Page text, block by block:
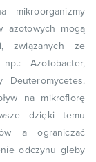
mikroorganizmy
azotowych mogą
związanych ze
Azotobacter,
Deuteromycetes.
na mikroflorę
dzięki temu
a ograniczać
odczynu gleby